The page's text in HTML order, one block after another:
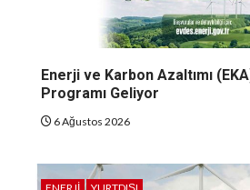
Enerji ve Karbon Azaltımı
Programı Geliyor
6 Ağustos 2026